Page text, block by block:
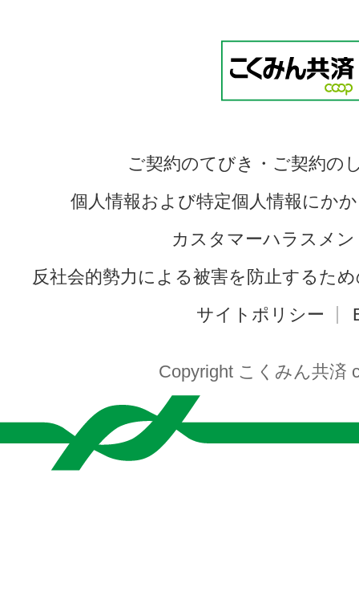
ご契約のてびき・ご契約の
個人情報および特定個人情報にか
カスタマーハラスメ
反社会的勢力による被害を防止するた
サイトポリシー
Copyright こくみん共済